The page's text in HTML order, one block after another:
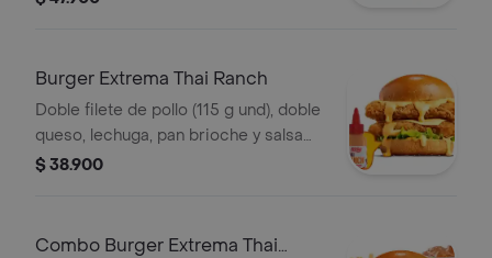
Burger Extrema Thai Ranch
Doble filete de pollo (115 g und), doble
queso, lechuga, pan brioche y salsa
Thai ranch
$ 38.900
Combo Burger Extrema Thai